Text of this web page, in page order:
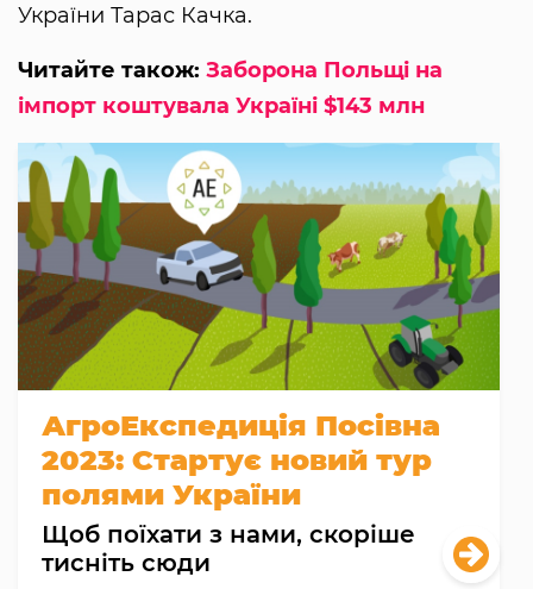
України Тарас Качка.
Читайте також: Заборона Польщі на
імпорт коштувала Україні $143 млн
АгроЕкспедиція Посівна
2023: Стартує новий тур
полями України
Щоб поїхати з нами, скоріше
тисніть сюди